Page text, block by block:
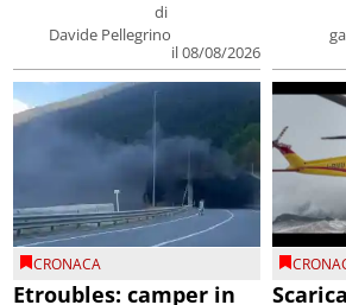
di
Davide Pellegrino
il 08/08/2026
CRONACA
Etroubles: camper in